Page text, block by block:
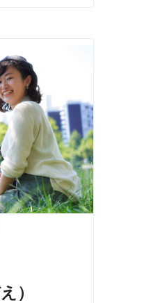
）